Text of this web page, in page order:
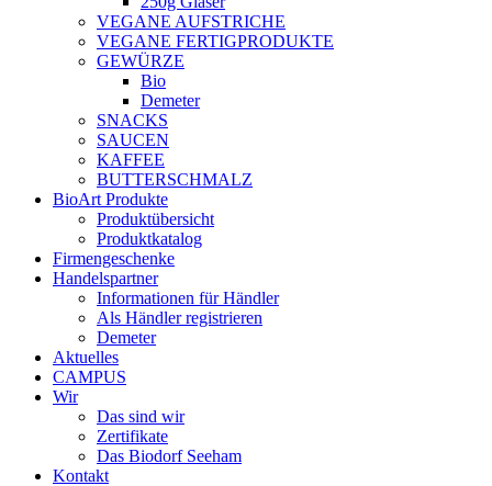
VEGANE AUFSTRICHE
VEGANE FERTIGPRODUKTE
GEWÜRZE
Bio
Demeter
SNACKS
SAUCEN
KAFFEE
BUTTERSCHMALZ
BioArt Produkte
Produktübersicht
Produktkatalog
Firmengeschenke
Handelspartner
Informationen für Händler
Als Händler registrieren
Demeter
Aktuelles
CAMPUS
Wir
Das sind wir
Zertifikate
Das Biodorf Seeham
Kontakt